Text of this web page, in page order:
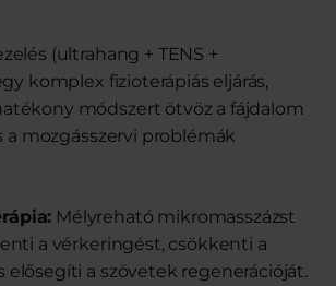
(ultrahang + TENS +
komplex fizioterápiás eljárás,
módszert ötvöz a fájdalom
a mozgásszervi problémák
Mélyreható mikromasszázst
a vérkeringést, csökkenti a
elősegíti a szövetek regenerációját.